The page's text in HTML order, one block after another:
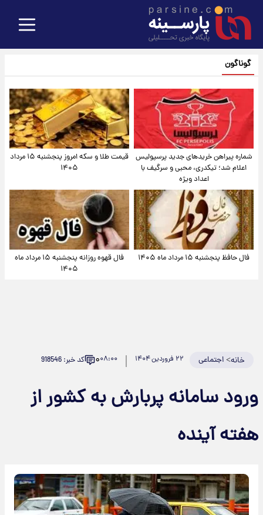
گوناگون
شماره پیراهن خریدهای جدید پرسپولیس
اعلام شد؛ تیکدری، محبی و سرگیف با
اعداد ویژه
قیمت طلا و سکه امروز پنجشنبه ۱۵ مرداد
۱۴۰۵
فال حافظ پنجشنبه ۱۵ مرداد ماه ۱۴۰۵
فال قهوه روزانه پنجشنبه ۱۵ مرداد ماه
۱۴۰۵
خانه>اجتماعی ۲۲ فروردین ۱۴۰۴ ۰۸:۰۰۰ کد خبر: 918546
ورود سامانه پربارش به کشور از
هفته آینده